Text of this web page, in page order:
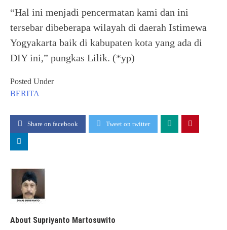
“Hal ini menjadi pencermatan kami dan ini
tersebar dibeberapa wilayah di daerah Istimewa
Yogyakarta baik di kabupaten kota yang ada di
DIY ini,” pungkas Lilik. (*yp)
Posted Under
BERITA
Share on facebook Tweet on twitter
About Supriyanto Martosuwito